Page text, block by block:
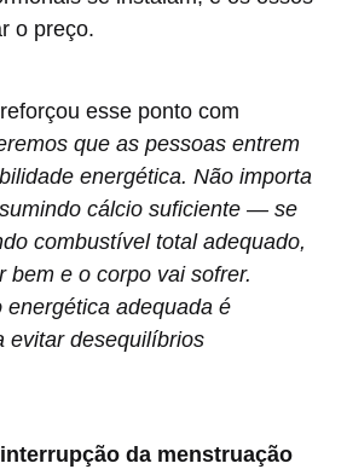
o preço.
esse ponto com
que as pessoas entrem
energética. Não importa
cálcio suficiente — se
combustível total adequado,
bem e o corpo vai sofrer.
energética adequada é
evitar desequilíbrios
interrupção da menstruação